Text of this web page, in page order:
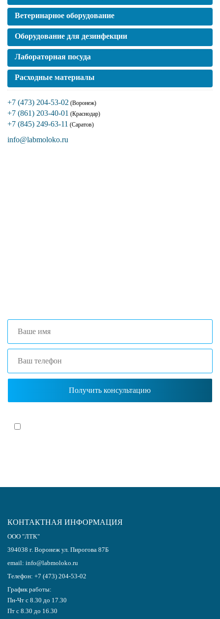
Ветеринарное оборудование
Оборудование для дезинфекции
Лабораторная посуда
Расходные материалы
+7 (473) 204-53-02 (Воронеж)
+7 (861) 203-40-01 (Краснодар)
+7 (845) 249-63-11 (Саратов)
info@labmoloko.ru
КОНТАКТНАЯ ИНФОРМАЦИЯ
ООО "ЛТК"
394038 г. Воронеж ул. Пирогова 87Б
email: info@labmoloko.ru
Телефон: +7 (473) 204-53-02
График работы:
Пн-Чт с 8.30 до 17.30
Пт с 8.30 до 16.30